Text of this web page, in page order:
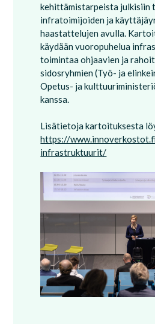
kehittämistarpeista julkisiin
infratoimijoiden ja
haastattelujen avulla.
käydään vuoropuhelua
toimintaa ohjaavien ja
sidosryhmien (Työ- ja
Opetus- ja
kanssa.
Lisätietoja kartoituksesta
https://
infrastruktuurit/